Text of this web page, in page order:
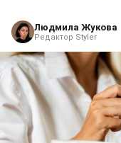
Людмила Жукова
Редактор Styler